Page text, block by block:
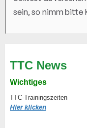
TTC News
Wichtiges
TTC-Trainingszeiten
Hier klicken